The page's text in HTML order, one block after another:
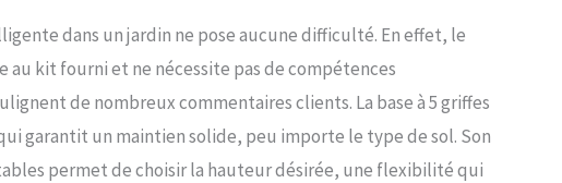
tout autre espace extérieur et vous rapprocher des amis à
plumes grâce à sa construction de qualité durable. Cadeau
idéal et souhaitable : ce kit de montage pour nichoir à oiseaux
serait un outil supérieur et gracieux dans vos zones
extérieures, ou un cadeau spécial et décent pour les
observateurs d'oiseaux sauvages et les amoureux de la nature.
Si vous avez des questions sur la qualité ou les instructions
dans un jardin ne pose aucune difficulté. En effet, le
au kit fourni et ne nécessite pas de compétences
de nombreux commentaires clients. La base à 5 griffes
garantit un maintien solide, peu importe le type de sol. Son
permet de choisir la hauteur désirée, une flexibilité qui